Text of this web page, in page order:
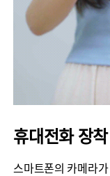
휴대전화 장착
스마트폰의 카메라